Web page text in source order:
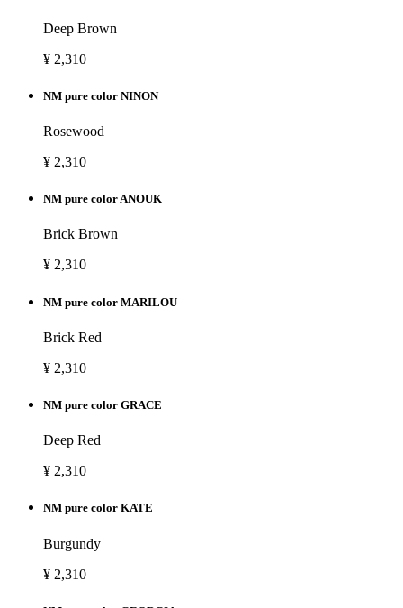
Deep Brown
¥ 2,310
NM pure color NINON
Rosewood
¥ 2,310
NM pure color ANOUK
Brick Brown
¥ 2,310
NM pure color MARILOU
Brick Red
¥ 2,310
NM pure color GRACE
Deep Red
¥ 2,310
NM pure color KATE
Burgundy
¥ 2,310